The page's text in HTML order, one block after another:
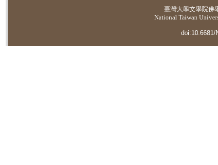
臺灣大學文學院佛
National Taiwan
doi:10.6681/